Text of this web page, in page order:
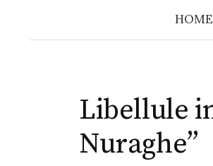
HOME
Libellule
Nuraghe”